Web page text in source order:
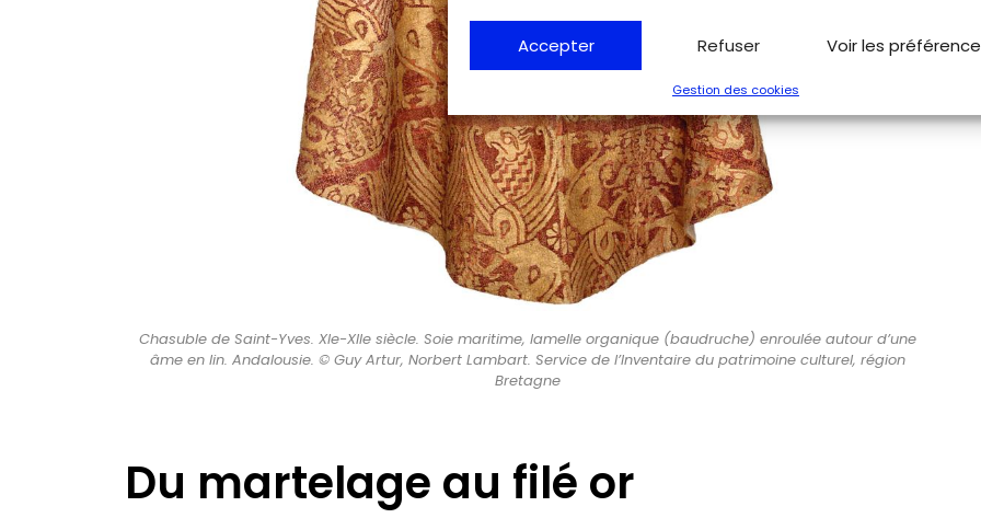
Accepter Refuser Voir les
Gestion des cookies
Chasuble de Saint-Yves. XIe-XIIe siècle. Soie maritime, lamelle organique (baudruche) enroulée autour d’une
âme en lin. Andalousie. © Guy Artur, Norbert Lambart. Service de l’Inventaire du patrimoine culturel, région
Bretagne
Du martelage au filé or